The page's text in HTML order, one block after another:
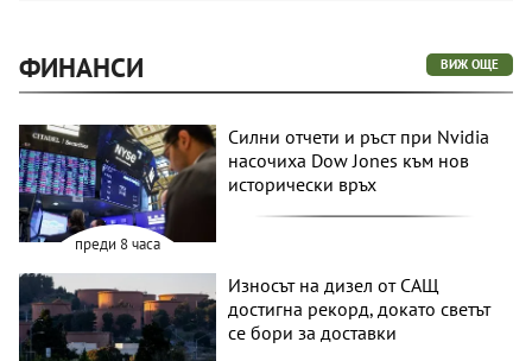
ФИНАНСИ ВИЖ ОЩЕ
преди 8 часа
Силни отчети и ръст при Nvidia
насочиха Dow Jones към нов
исторически връх
Износът на дизел от САЩ
достигна рекорд, докато светът
се бори за доставки